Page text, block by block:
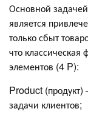
Основной
является
только сбыт
что классическая
элементов (4 P):
Product
задачи клиентов;